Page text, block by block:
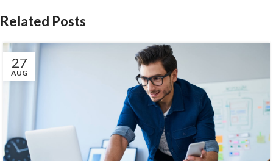
Related Posts
27
AUG